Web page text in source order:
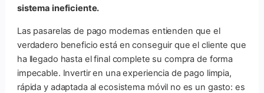
sistema ineficiente.
Las pasarelas de pago modernas entienden que el
verdadero beneficio está en conseguir que el cliente que
ha llegado hasta el final complete su compra de forma
impecable. Invertir en una experiencia de pago limpia,
rápida y adaptada al ecosistema móvil no es un gasto: es